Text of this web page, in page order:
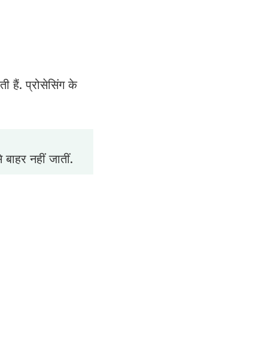
हैं. प्रोसेसिंग के
नहीं जातीं.